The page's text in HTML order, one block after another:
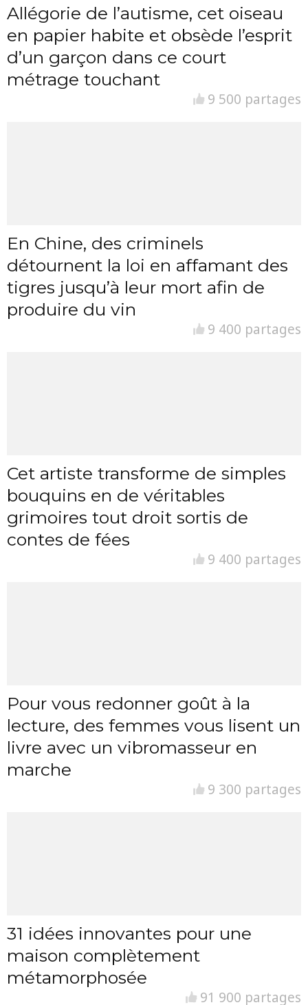
Allégorie de l’autisme, cet oiseau
en papier habite et obsède l’esprit
d’un garçon dans ce court
métrage touchant
9 500 partages
En Chine, des criminels
détournent la loi en affamant des
tigres jusqu’à leur mort afin de
produire du vin
9 400 partages
Cet artiste transforme de simples
bouquins en de véritables
grimoires tout droit sortis de
contes de fées
9 400 partages
Pour vous redonner goût à la
lecture, des femmes vous lisent un
livre avec un vibromasseur en
marche
9 300 partages
31 idées innovantes pour une
maison complètement
métamorphosée
91 900 partages